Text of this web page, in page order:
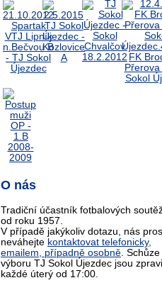
O nás
Tradiční účastník fotbalových
od roku 1957.
V případě jakýkoliv dotazu, nás
neváhejte kontaktovat telefonicky,
emailem, případně osobně. Schůze
výboru TJ Sokol Újezdec jsou
každé úterý od 17:00.